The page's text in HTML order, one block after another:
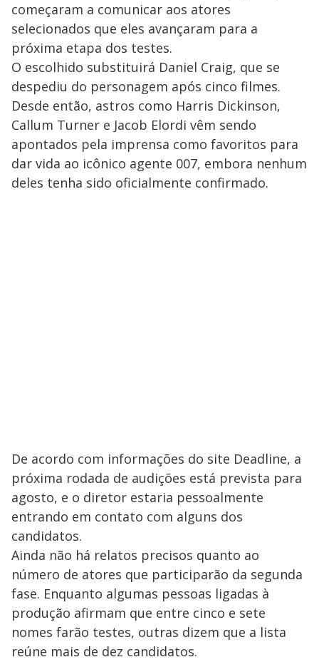
começaram a comunicar aos atores
selecionados que eles avançaram para a
próxima etapa dos testes.
O escolhido substituirá Daniel Craig, que se
despediu do personagem após cinco filmes.
Desde então, astros como Harris Dickinson,
Callum Turner e Jacob Elordi vêm sendo
apontados pela imprensa como favoritos para ​
dar vida ao ​icônico agente 007, embora nenhum
deles tenha sido oficialmente confirmado.
De acordo com informações do site Deadline, a
próxima rodada de audições está prevista para
agosto, e o diretor estaria ​pessoalmente
entrando em contato com alguns dos
candidatos​.
Ainda não há relatos precisos quanto ao
número de atores que participarão d​a segunda
fase. Enquanto algumas pessoas ligadas à
produção afirmam que entre cinco e sete
nomes farão testes, outras dizem que a lista
reúne mais de dez candidatos.